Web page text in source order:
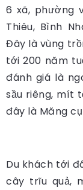
6 xã, phường
Thiêu, Bình
Đây là vùng
tới 200 năm
đánh giá là
sầu riêng, mít
đây là Măng
Du khách tới
cây trĩu quả,